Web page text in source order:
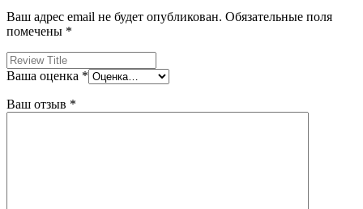
Ваш адрес email не будет опубликован. Обязательные поля
помечены *
Ваша оценка *
Ваш отзыв *